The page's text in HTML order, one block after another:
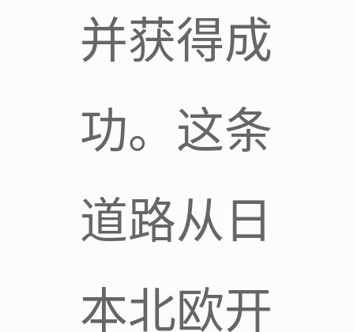
并获得成
功。这条
道路从日
本北欧开